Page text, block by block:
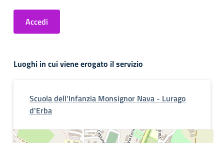
Accedi
Luoghi in cui viene erogato il servizio
Scuola dell'Infanzia Monsignor Nava - Lurago
d'Erba